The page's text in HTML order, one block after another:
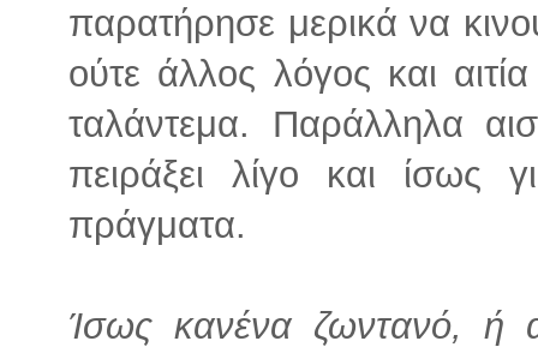
παρατήρησε μερικά να
ούτε άλλος λόγος και
ταλάντεμα. Παράλληλα
πειράξει λίγο και ίσως
πράγματα.
Ίσως κανένα ζωντανό, ή